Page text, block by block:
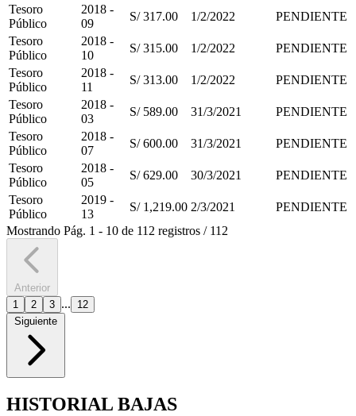
Tesoro
Público
2018 -
09
S/ 317.00 1/2/2022
PENDIENTE
Tesoro
Público
2018 -
10
S/ 315.00 1/2/2022
PENDIENTE
Tesoro
Público
2018 -
11
S/ 313.00 1/2/2022
PENDIENTE
Tesoro
Público
2018 -
03
S/ 589.00 31/3/2021
PENDIENTE
Tesoro
Público
2018 -
07
S/ 600.00 31/3/2021
PENDIENTE
Tesoro
Público
2018 -
05
S/ 629.00 30/3/2021
PENDIENTE
Tesoro
Público
2019 -
13
S/ 1,219.00 2/3/2021
PENDIENTE
Mostrando Pág. 1 - 10 de 112 registros / 112
Anterior
1
2 3 ...
12
Siguiente
HISTORIAL BAJAS